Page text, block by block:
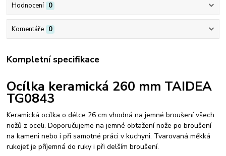
Hodnocení 0
Komentáře 0
Kompletní specifikace
Ocílka keramická 260 mm TAIDEA
TG0843
Keramická ocílka o délce 26 cm vhodná na jemné broušení všech
nožů z oceli. Doporučujeme na jemné obtažení nože po broušení
na kameni nebo i při samotné práci v kuchyni. Tvarovaná měkká
rukojeť je příjemná do ruky i při delším broušení.